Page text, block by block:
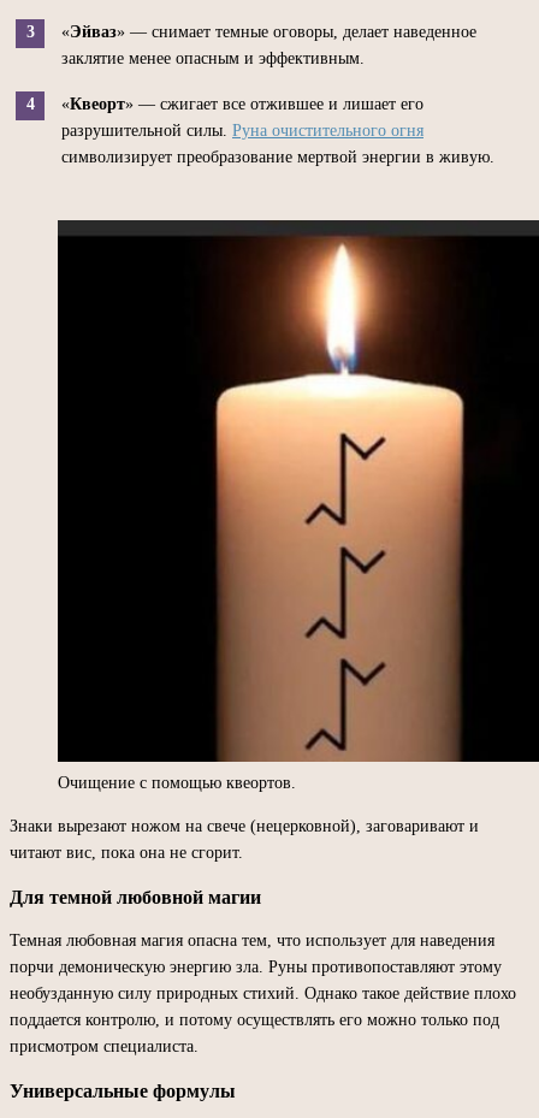
«Эйваз» — снимает темные оговоры, делает наведенное
заклятие менее опасным и эффективным.
«Квеорт» — сжигает все отжившее и лишает его
разрушительной силы. Руна очистительного огня
символизирует преобразование мертвой энергии в живую.
Очищение с помощью квеортов.
Знаки вырезают ножом на свече (нецерковной), заговаривают и
читают вис, пока она не сгорит.
Для темной любовной магии
Темная любовная магия опасна тем, что использует для наведения
порчи демоническую энергию зла. Руны противопоставляют этому
необузданную силу природных стихий. Однако такое действие плохо
поддается контролю, и потому осуществлять его можно только под
присмотром специалиста.
Универсальные формулы